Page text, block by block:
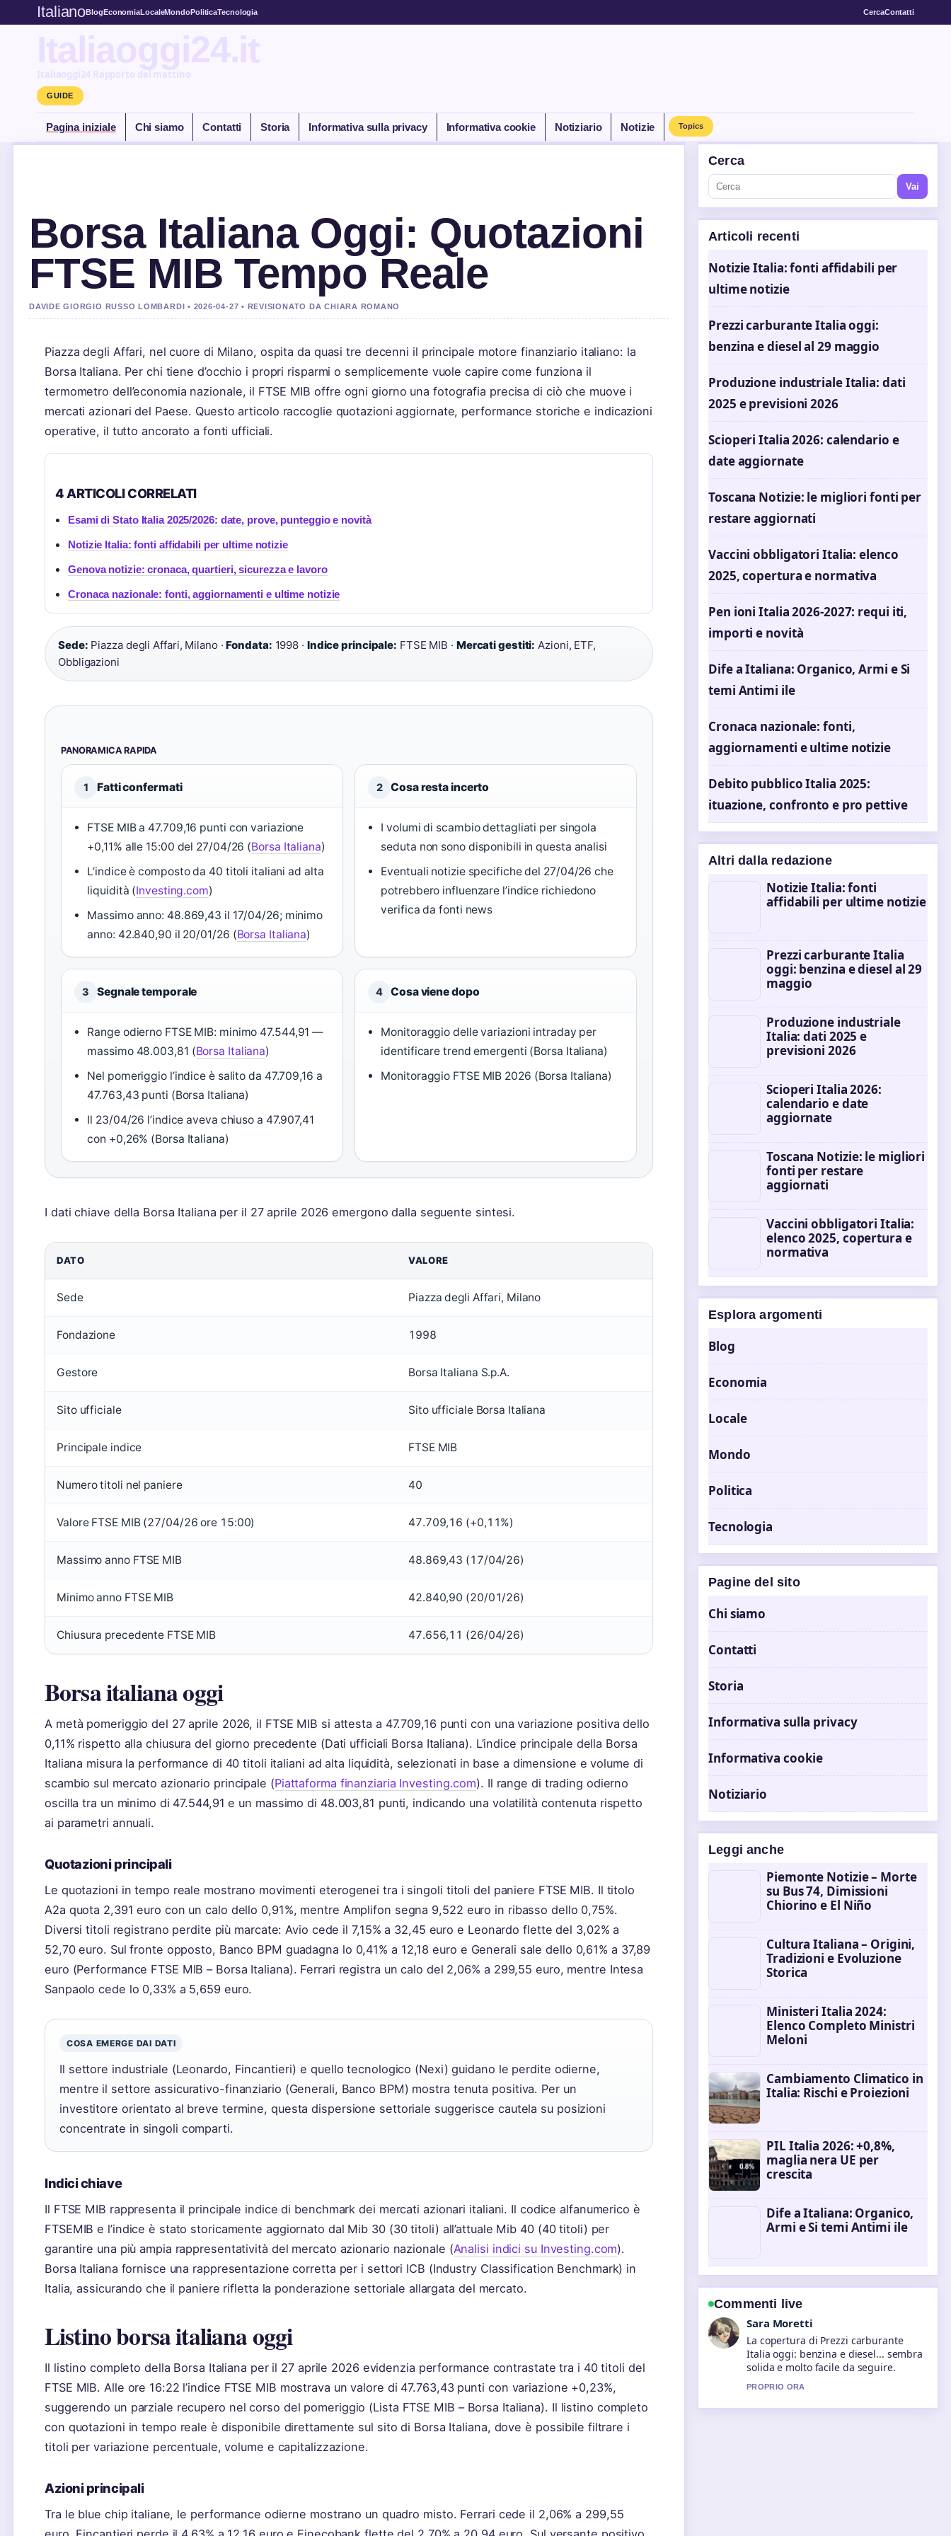
ItalianoBlogEconomiaLocaleMondoPoliticaTecnologia CercaContatti
Italiaoggi24.it
Italiaoggi24 Rapporto del mattino
GUIDE
Pagina iniziale Chi siamo Contatti Storia Informativa sulla privacy Informativa cookie Notiziario Notizie Topics
Borsa Italiana Oggi: Quotazioni
FTSE MIB Tempo Reale
DAVIDE GIORGIO RUSSO LOMBARDI • 2026-04-27 • REVISIONATO DA CHIARA ROMANO
Piazza degli Affari, nel cuore di Milano, ospita da quasi tre decenni il principale motore finanziario italiano: la
Borsa Italiana. Per chi tiene d’occhio i propri risparmi o semplicemente vuole capire come funziona il
termometro dell’economia nazionale, il FTSE MIB offre ogni giorno una fotografia precisa di ciò che muove i
mercati azionari del Paese. Questo articolo raccoglie quotazioni aggiornate, performance storiche e indicazioni
operative, il tutto ancorato a fonti ufficiali.
4 ARTICOLI CORRELATI
Esami di Stato Italia 2025/2026: date, prove, punteggio e novità
Notizie Italia: fonti affidabili per ultime notizie
Genova notizie: cronaca, quartieri, sicurezza e lavoro
Cronaca nazionale: fonti, aggiornamenti e ultime notizie
Sede: Piazza degli Affari, Milano ·Fondata: 1998 · Indice principale: FTSE MIB · Mercati gestiti: Azioni, ETF,
Obbligazioni
PANORAMICA RAPIDA
1 Fatti confermati
FTSE MIB a 47.709,16 punti con variazione
+0,11% alle 15:00 del 27/04/26 (Borsa Italiana)
L’indice è composto da 40 titoli italiani ad alta
liquidità (Investing.com)
Massimo anno: 48.869,43 il 17/04/26; minimo
anno: 42.840,90 il 20/01/26 (Borsa Italiana)
2 Cosa resta incerto
I volumi di scambio dettagliati per singola
seduta non sono disponibili in questa analisi
Eventuali notizie specifiche del 27/04/26 che
potrebbero influenzare l’indice richiedono
verifica da fonti news
3 Segnale temporale
Range odierno FTSE MIB: minimo 47.544,91 —
massimo 48.003,81 (Borsa Italiana)
Nel pomeriggio l’indice è salito da 47.709,16 a
47.763,43 punti (Borsa Italiana)
Il 23/04/26 l’indice aveva chiuso a 47.907,41
con +0,26% (Borsa Italiana)
4 Cosa viene dopo
Monitoraggio delle variazioni intraday per
identificare trend emergenti (Borsa Italiana)
Monitoraggio FTSE MIB 2026 (Borsa Italiana)
I dati chiave della Borsa Italiana per il 27 aprile 2026 emergono dalla seguente sintesi.
DATO VALORE
Sede Piazza degli Affari, Milano
Fondazione 1998
Gestore Borsa Italiana S.p.A.
Sito ufficiale Sito ufficiale Borsa Italiana
Principale indice FTSE MIB
Numero titoli nel paniere 40
Valore FTSE MIB (27/04/26 ore 15:00) 47.709,16 (+0,11%)
Massimo anno FTSE MIB 48.869,43 (17/04/26)
Minimo anno FTSE MIB 42.840,90 (20/01/26)
Chiusura precedente FTSE MIB 47.656,11 (26/04/26)
Borsa italiana oggi
A metà pomeriggio del 27 aprile 2026, il FTSE MIB si attesta a 47.709,16 punti con una variazione positiva dello
0,11% rispetto alla chiusura del giorno precedente (Dati ufficiali Borsa Italiana). L’indice principale della Borsa
Italiana misura la performance di 40 titoli italiani ad alta liquidità, selezionati in base a dimensione e volume di
scambio sul mercato azionario principale (Piattaforma finanziaria Investing.com). Il range di trading odierno
oscilla tra un minimo di 47.544,91 e un massimo di 48.003,81 punti, indicando una volatilità contenuta rispetto
ai parametri annuali.
Quotazioni principali
Le quotazioni in tempo reale mostrano movimenti eterogenei tra i singoli titoli del paniere FTSE MIB. Il titolo
A2a quota 2,391 euro con un calo dello 0,91%, mentre Amplifon segna 9,522 euro in ribasso dello 0,75%.
Diversi titoli registrano perdite più marcate: Avio cede il 7,15% a 32,45 euro e Leonardo flette del 3,02% a
52,70 euro. Sul fronte opposto, Banco BPM guadagna lo 0,41% a 12,18 euro e Generali sale dello 0,61% a 37,89
euro (Performance FTSE MIB – Borsa Italiana). Ferrari registra un calo del 2,06% a 299,55 euro, mentre Intesa
Sanpaolo cede lo 0,33% a 5,659 euro.
COSA EMERGE DAI DATI
Il settore industriale (Leonardo, Fincantieri) e quello tecnologico (Nexi) guidano le perdite odierne,
mentre il settore assicurativo-finanziario (Generali, Banco BPM) mostra tenuta positiva. Per un
investitore orientato al breve termine, questa dispersione settoriale suggerisce cautela su posizioni
concentrate in singoli comparti.
Indici chiave
Il FTSE MIB rappresenta il principale indice di benchmark dei mercati azionari italiani. Il codice alfanumerico è
FTSEMIB e l’indice è stato storicamente aggiornato dal Mib 30 (30 titoli) all’attuale Mib 40 (40 titoli) per
garantire una più ampia rappresentatività del mercato azionario nazionale (Analisi indici su Investing.com).
Borsa Italiana fornisce una rappresentazione corretta per i settori ICB (Industry Classification Benchmark) in
Italia, assicurando che il paniere rifletta la ponderazione settoriale allargata del mercato.
Listino borsa italiana oggi
Il listino completo della Borsa Italiana per il 27 aprile 2026 evidenzia performance contrastate tra i 40 titoli del
FTSE MIB. Alle ore 16:22 l’indice FTSE MIB mostrava un valore di 47.763,43 punti con variazione +0,23%,
suggerendo un parziale recupero nel corso del pomeriggio (Lista FTSE MIB – Borsa Italiana). Il listino completo
con quotazioni in tempo reale è disponibile direttamente sul sito di Borsa Italiana, dove è possibile filtrare i
titoli per variazione percentuale, volume e capitalizzazione.
Azioni principali
Tra le blue chip italiane, le performance odierne mostrano un quadro misto. Ferrari cede il 2,06% a 299,55
Cerca
Vai
Articoli recenti
Notizie Italia: fonti affidabili per
ultime notizie
Prezzi carburante Italia oggi:
benzina e diesel al 29 maggio
Produzione industriale Italia: dati
2025 e previsioni 2026
Scioperi Italia 2026: calendario e
date aggiornate
Toscana Notizie: le migliori fonti per
restare aggiornati
Vaccini obbligatori Italia: elenco
2025, copertura e normativa
Pen ioni Italia 2026-2027: requi iti,
importi e novità
Dife a Italiana: Organico, Armi e Si
temi Antimi ile
Cronaca nazionale: fonti,
aggiornamenti e ultime notizie
Debito pubblico Italia 2025:
ituazione, confronto e pro pettive
Altri dalla redazione
Notizie Italia: fonti
affidabili per ultime notizie
Prezzi carburante Italia
oggi: benzina e diesel al 29
maggio
Produzione industriale
Italia: dati 2025 e
previsioni 2026
Scioperi Italia 2026:
calendario e date
aggiornate
Toscana Notizie: le migliori
fonti per restare
aggiornati
Vaccini obbligatori Italia:
elenco 2025, copertura e
normativa
Esplora argomenti
Blog
Economia
Locale
Mondo
Politica
Tecnologia
Pagine del sito
Chi siamo
Contatti
Storia
Informativa sulla privacy
Informativa cookie
Notiziario
Leggi anche
Piemonte Notizie – Morte
su Bus 74, Dimissioni
Chiorino e El Niño
Cultura Italiana – Origini,
Tradizioni e Evoluzione
Storica
Ministeri Italia 2024:
Elenco Completo Ministri
Meloni
Cambiamento Climatico in
Italia: Rischi e Proiezioni
PIL Italia 2026: +0,8%,
maglia nera UE per
crescita
Dife a Italiana: Organico,
Armi e Si temi Antimi ile
Commenti live
Giulia Rossi
Ottimo lavoro di verifica intorno a
Produzione industriale Italia: dati
2025 e previsioni.... Piu testate
dovrebbero scrivere cosi.